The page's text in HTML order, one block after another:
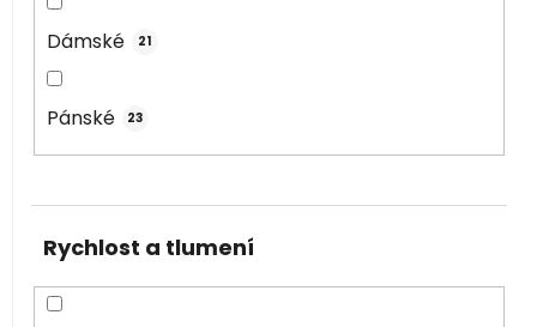
Dámské 21
Pánské 23
Rychlost a tlumení